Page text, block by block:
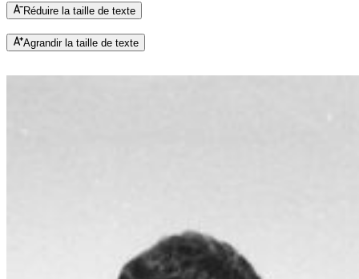
Réduire la taille de texte
Agrandir la taille de texte